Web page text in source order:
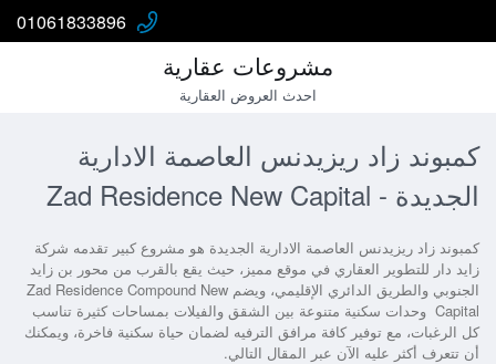
01061833896
مشروعات عقارية
احدث العروض العقارية
كمبوند زاد ريزيدنس العاصمة الادارية
الجديدة - Zad Residence New Capital
كمبوند زاد ريزيدنس العاصمة الادارية الجديدة هو مشروع كبير تقدمه شركة
زايد دار للتطوير العقاري في موقع مميز، حيث يقع بالقرب من محور بن زايد
الجنوبي والطريق الدائري الإقليمي، ويضم Zad Residence Compound New
Capital وحدات سكنية متنوعة بين الشقق والفيلات بمساحات كثيرة تناسب
كل الرغبات، مع توفير كافة مرافق الترفيه لضمان حياة سكنية فاخرة، ويمكنك
أن تتعرف أكثر عليه الآن عبر المقال التالي.